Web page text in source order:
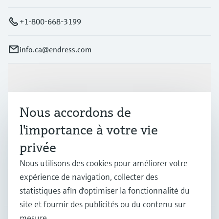
(max. 1.472 °F)
(max. 2.012 °F)
+1-800-668-3199
info.ca@endress.com
Industries
Support
Société
Nous accordons de
l'importance à votre vie
privée
Nous utilisons des cookies pour améliorer votre
expérience de navigation, collecter des
statistiques afin d'optimiser la fonctionnalité du
site et fournir des publicités ou du contenu sur